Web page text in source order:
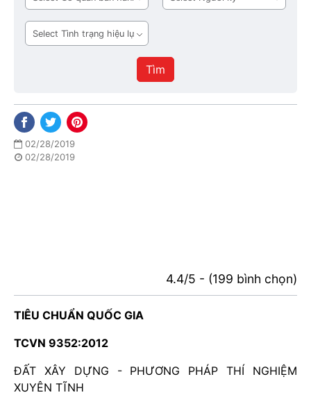
quan
ban
hành
ký
Tình
trạng
Tìm
02/28/2019
02/28/2019
4.4/5 - (199 bình chọn)
TIÊU CHUẨN QUỐC GIA
TCVN 9352:2012
ĐẤT XÂY DỰNG - PHƯƠNG PHÁP THÍ NGHIỆM
XUYÊN TĨNH